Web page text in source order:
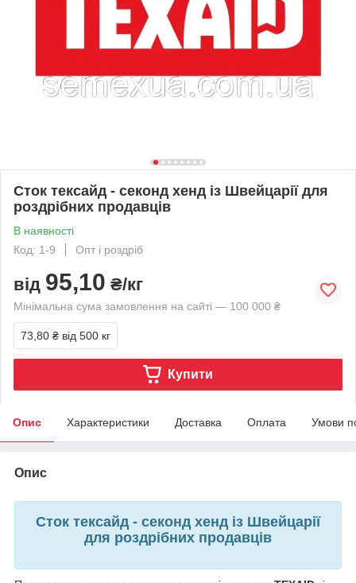
Сток тексайд - секонд хенд із Швейцарії для
роздрібних продавців
В наявності
Код: 1-9
Опт і роздріб
від 95,10 ₴/кг
Мінімальна сума замовлення на сайті — 100 000 ₴
73,80 ₴ від 500 кг
Купити
Опис Характеристики Доставка Оплата Умови
Опис
Сток тексайд - секонд хенд із Швейцарії
для роздрібних продавців